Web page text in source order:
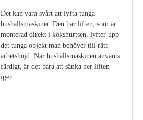
Det kan vara svårt att lyfta tunga
hushållsmaskiner. Den här liften, som är
monterad direkt i kökshurtsen, lyfter upp
det tunga objekt man behöver till rätt
arbetshöjd. När hushållsmaskinen använts
färdigt, är det bara att sänka ner liften
igen.